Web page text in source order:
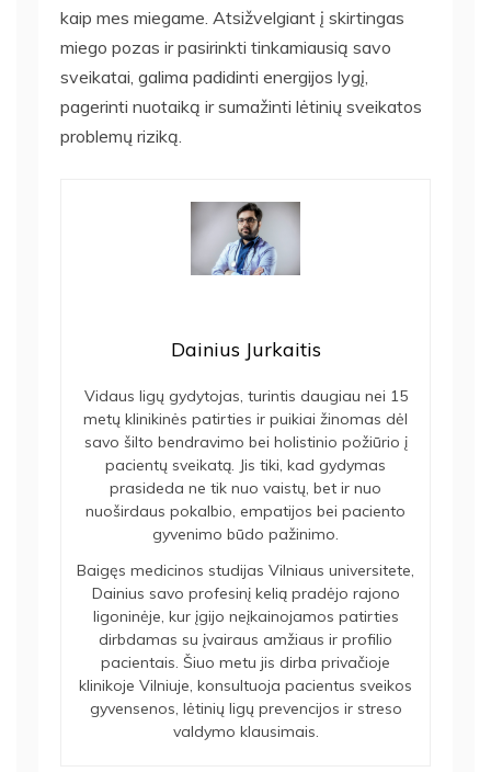
kaip mes miegame. Atsižvelgiant į skirtingas
miego pozas ir pasirinkti tinkamiausią savo
sveikatai, galima padidinti energijos lygį,
pagerinti nuotaiką ir sumažinti lėtinių sveikatos
problemų riziką.
Dainius Jurkaitis
Vidaus ligų gydytojas, turintis daugiau nei 15
metų klinikinės patirties ir puikiai žinomas dėl
savo šilto bendravimo bei holistinio požiūrio į
pacientų sveikatą. Jis tiki, kad gydymas
prasideda ne tik nuo vaistų, bet ir nuo
nuoširdaus pokalbio, empatijos bei paciento
gyvenimo būdo pažinimo.
Baigęs medicinos studijas Vilniaus universitete,
Dainius savo profesinį kelią pradėjo rajono
ligoninėje, kur įgijo neįkainojamos patirties
dirbdamas su įvairaus amžiaus ir profilio
pacientais. Šiuo metu jis dirba privačioje
klinikoje Vilniuje, konsultuoja pacientus sveikos
gyvensenos, lėtinių ligų prevencijos ir streso
valdymo klausimais.